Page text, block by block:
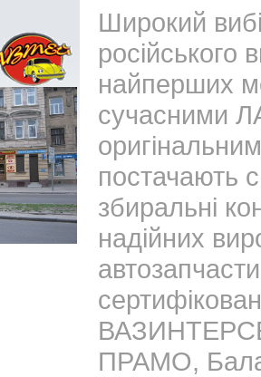
Широкий
найперших
сучасними
постачають
збиральні
надійних
ПРАМО,